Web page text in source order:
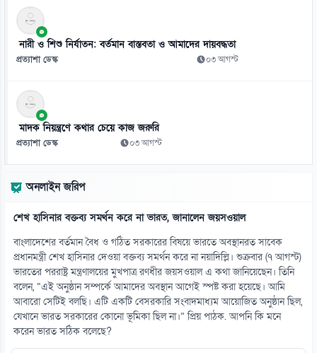
নারী ও শিশু নির্যাতন: বর্তমান বাস্তবতা ও আমাদের দায়বদ্ধতা
প্রত্যাশা ডেস্ক ০৩ আগস্ট
মাদক নিয়ন্ত্রণে কথার চেয়ে কাজ জরুরি
প্রত্যাশা ডেস্ক ০৩ আগস্ট
অনলাইন জরিপ
শেখ হাসিনার বক্তব্য সমর্থন করে না ভারত, জানালেন জয়সওয়াল
বাংলাদেশের বর্তমান বৈধ ও গঠিত সরকারের বিষয়ে ভারতে অবস্থানরত সাবেক
প্রধানমন্ত্রী শেখ হাসিনার দেওয়া বক্তব্য সমর্থন করে না নয়াদিল্লি। শুক্রবার (৭ আগস্ট)
ভারতের পররাষ্ট্র মন্ত্রণালয়ের মুখপাত্র রণধীর জয়সওয়াল এ কথা জানিয়েছেন। তিনি
বলেন, “এই অনুষ্ঠান সম্পর্কে আমাদের অবস্থান আগেই স্পষ্ট করা হয়েছে। আমি
আবারো সেটিই বলছি। এটি একটি বেসরকারি সংবাদমাধ্যম আয়োজিত অনুষ্ঠান ছিল,
যেখানে ভারত সরকারের কোনো ভূমিকা ছিল না।” প্রিয় পাঠক. আপনি কি মনে
করেন ভারত সঠিক বলেছে?